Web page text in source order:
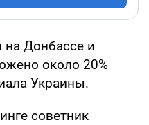
на Донбассе и
около 20%
Украины.
советник